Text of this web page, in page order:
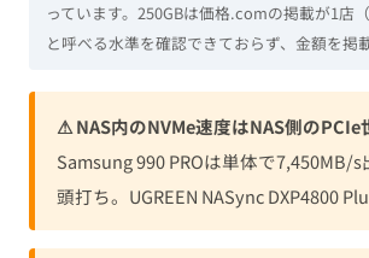
っています。250GBは価格.comの掲載が1店
と呼べる水準を確認できておらず、金額を掲
⚠ NAS内のNVMe速度はNAS側の
Samsung 990 PROは単体で7,450MB/
頭打ち。UGREEN NASync DXP4800